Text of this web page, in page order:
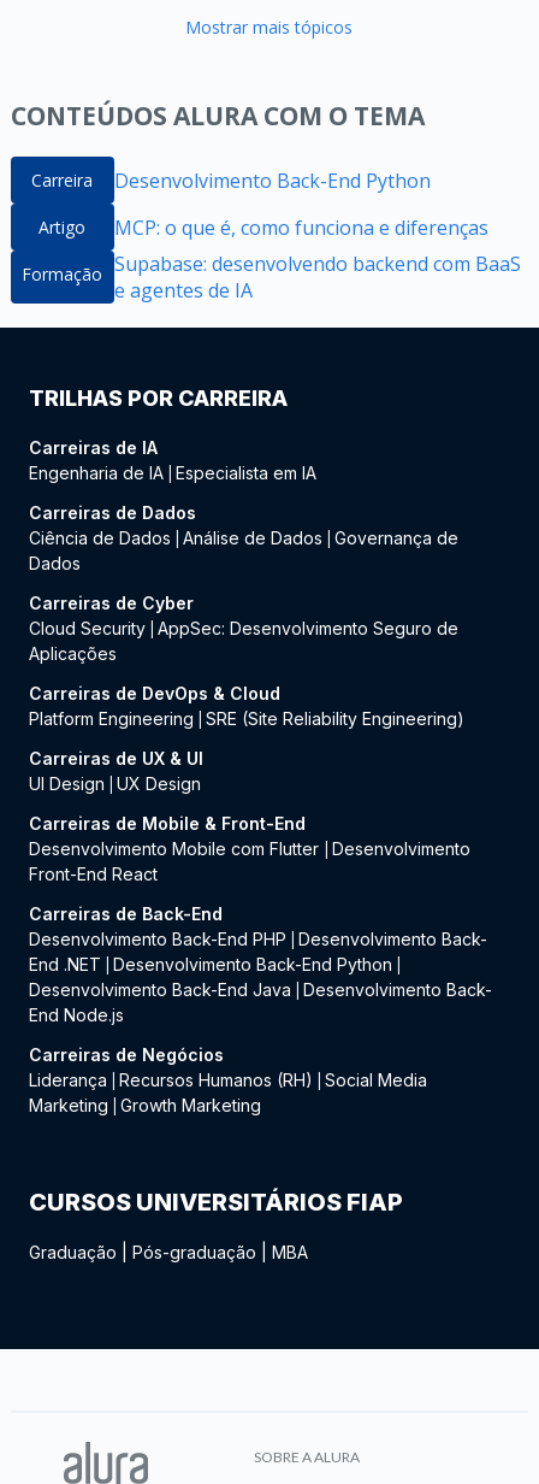
Mostrar mais tópicos
CONTEÚDOS ALURA COM O TEMA
Carreira Desenvolvimento Back-End Python
Artigo MCP: o que é, como funciona e diferenças
Formação Supabase: desenvolvendo backend com BaaS
e agentes de IA
TRILHAS POR CARREIRA
Carreiras de IA
Engenharia de IA Especialista em IA
Carreiras de Dados
Ciência de Dados
Análise de Dados
Governança de
Dados
Carreiras de Cyber
Cloud Security AppSec: Desenvolvimento Seguro de
Aplicações
Carreiras de DevOps & Cloud
Platform Engineering
SRE (Site Reliability Engineering)
Carreiras de UX & UI
UI Design
UX Design
Carreiras de Mobile & Front-End
Desenvolvimento Mobile com Flutter
Desenvolvimento
Front-End React
Carreiras de Back-End
Desenvolvimento Back-End PHP
Desenvolvimento Back-
End .NET
Desenvolvimento Back-End Python
Desenvolvimento Back-End Java
Desenvolvimento Back-
End Node.js
Carreiras de Negócios
Liderança
Recursos Humanos (RH)
Social Media
Marketing
Growth Marketing
CURSOS UNIVERSITÁRIOS FIAP
Graduação Pós-graduação MBA
SOBRE A ALURA